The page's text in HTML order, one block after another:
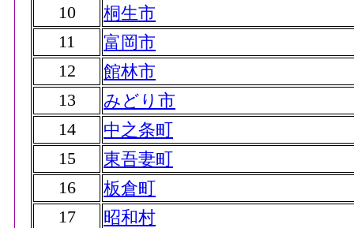
10
桐生市
11
富岡市
12
館林市
13
みどり市
14
中之条町
15
東吾妻町
16
板倉町
17
昭和村